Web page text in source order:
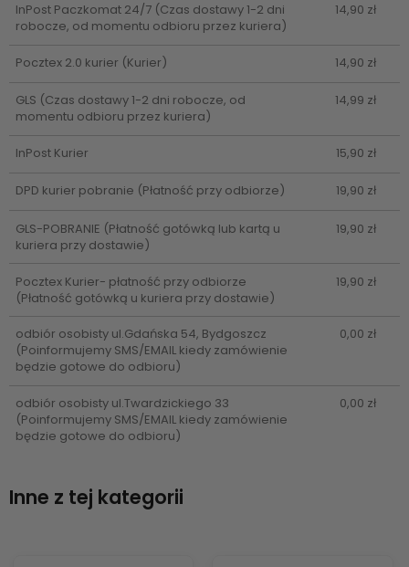
InPost Paczkomat 24/7(Czas dostawy 1-2 dni
robocze, od momentu odbioru przez kuriera)
14,90 zł
Pocztex 2.0 kurier (Kurier) 14,90 zł
GLS (Czas dostawy 1-2 dni robocze, od
momentu odbioru przez kuriera)
14,99 zł
InPost Kurier 15,90 zł
DPD kurier pobranie (Płatność przy odbiorze) 19,90 zł
GLS-POBRANIE (Płatność gotówką lub kartą u
kuriera przy dostawie)
19,90 zł
Pocztex Kurier- płatność przy odbiorze
(Płatność gotówką u kuriera przy dostawie)
19,90 zł
odbiór osobisty ul.Gdańska 54, Bydgoszcz
(Poinformujemy SMS/EMAIL kiedy zamówienie
będzie gotowe do odbioru)
0,00 zł
odbiór osobisty ul.Twardzickiego 33
(Poinformujemy SMS/EMAIL kiedy zamówienie
będzie gotowe do odbioru)
0,00 zł
Inne z tej kategorii